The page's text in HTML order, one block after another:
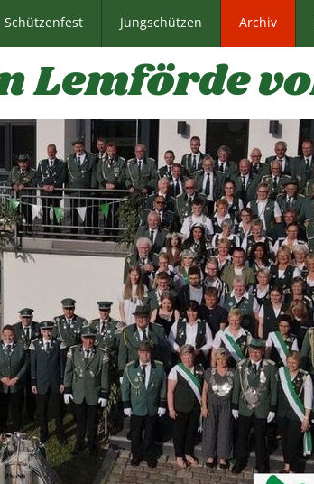
Schützenfest Jungschützen Archiv